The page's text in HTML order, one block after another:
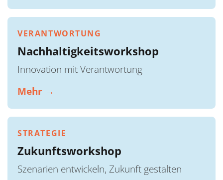
VERANTWORTUNG
Nachhaltigkeitsworkshop
Innovation mit Verantwortung
Mehr →
STRATEGIE
Zukunftsworkshop
Szenarien entwickeln, Zukunft gestalten